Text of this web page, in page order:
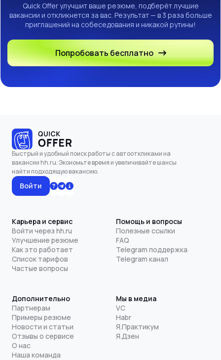
Quick Offer улучшит ваше резюме, подберёт лучшие
вакансии и откликнется за вас. Результат — в 3 раза больше
приглашений на собеседования и никакой рутины!
Попробовать бесплатно
Быстрый и удобный поиск работы с автооткликами на
вакансии hh.ru. Экономьте время и увеличивайте шансы
найти подходящую вакансию.
Войти
Карьера и сервис
Войти через hh.ru
Улучшение резюме
Как это работает
Список тарифов
Частые вопросы
Помощь и вопросы
Полезные ссылки
FAQ
Telegram поддержка
Telegram канал
Дополнительно
Партнерам
Примеры резюме
Новости и статьи
Отзывы о сервисе
О нас
Наша команда
Мы в медиа
VC
Habr
Я.Практикум
Я.Дзен